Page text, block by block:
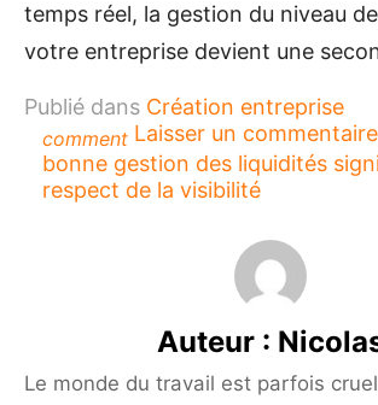
temps réel, la gestion du niveau
votre entreprise devient une
Publié dans Création entreprise
comment Laisser un commentaire
bonne gestion des liquidités
respect de la visibilité
Auteur :
Le monde du travail est parfois